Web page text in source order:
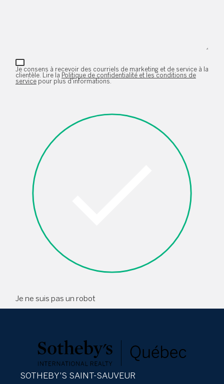
Je consens à recevoir des courriels de marketing et de service à la
clientèle. Lire la Politique de confidentialité et les conditions de
servicepour plus d'informations.
Je ne suis pas un robot
SOTHEBY'S SAINT-SAUVEUR